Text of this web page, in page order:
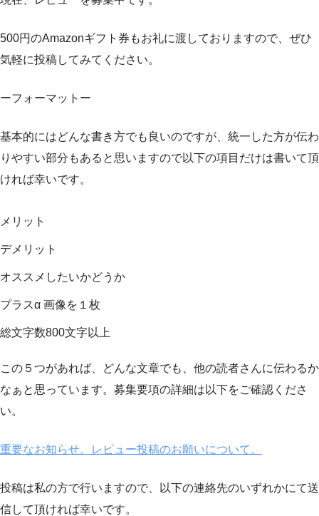
500円のAmazonギフト券もお礼に渡しておりますので、ぜひ
気軽に投稿してみてください。
ーフォーマットー
基本的にはどんな書き方でも良いのですが、統一した方が伝わ
りやすい部分もあると思いますので以下の項目だけは書いて頂
ければ幸いです。
メリット
デメリット
オススメしたいかどうか
プラスα 画像を１枚
総文字数800文字以上
この５つがあれば、どんな文章でも、他の読者さんに伝わるか
なぁと思っています。募集要項の詳細は以下をご確認くださ
い。
重要なお知らせ。レビュー投稿のお願いについて。
投稿は私の方で行いますので、以下の連絡先のいずれかにて送
信して頂ければ幸いです。